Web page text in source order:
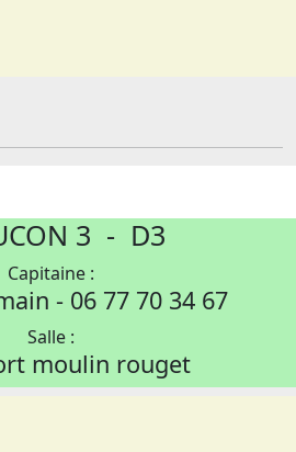
3 - D3
Capitaine :
- 06 77 70 34 67
Salle :
moulin rouget